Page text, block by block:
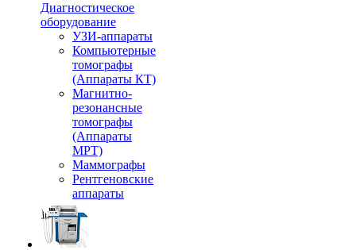
Диагностическое
оборудование
УЗИ-аппараты
Компьютерные
томографы
(Аппараты КТ)
Магнитно-
резонансные
томографы
(Аппараты
МРТ)
Маммографы
Рентгеновские
аппараты